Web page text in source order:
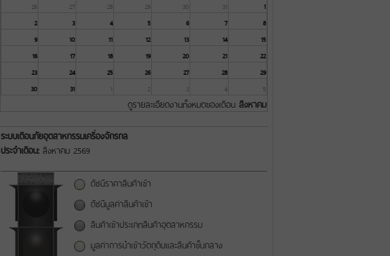
26 27 28 29 30 31
1
2
3 4 5 6 7
8
9
10 11 12 13 14
15
16
17 18 19 20 21
22
23
24 25 26 27 28
29
30
31 1 2 3 4 5
ดูรายละเอียดงานทั้งหมดของเดือน สิงหาคม
ระบบเตือนภัยอุตสาหกรรมเครื่องจักรกล
ประจำเดือน: สิงหาคม 2569
ดัชนีราคาสินค้าเข้า
ดัชนีมูลค่าสินค้าเข้า
สินค้าเข้าประเภทสินค้าอุตสาหกรรม
มูลค่าการนำเข้าวัตถุดิบและสินค้าขั้นกลาง